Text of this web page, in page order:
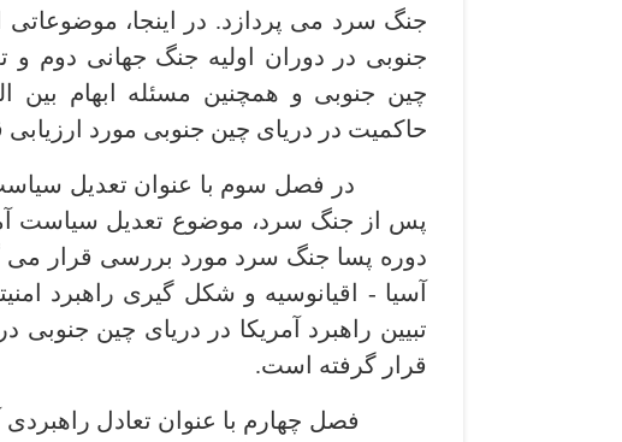
جنگ سرد می ­پردازد. در اینجا، موضوعاتی
جنوبی در دوران اولیه جنگ جهانی دوم و
چین جنوبی و همچنین مسئله ابهام بین
حاکمیت در دریای چین جنوبی مورد ارزیابی
در فصل سوم با عنوان تعدیل سیاست
پس از جنگ سرد، موضوع تعدیل سیاست
دوره پسا جنگ سرد مورد بررسی قرار می­
آسیا - اقیانوسیه و شکل ­گیری راهبرد
تبیین راهبرد آمریکا در دریای چین
قرار گرفته ­است.
فصل چهارم با عنوان تعادل راهبردی